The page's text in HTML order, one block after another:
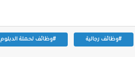
#وظائف رجالية #وظائف لحملة الدبلوم